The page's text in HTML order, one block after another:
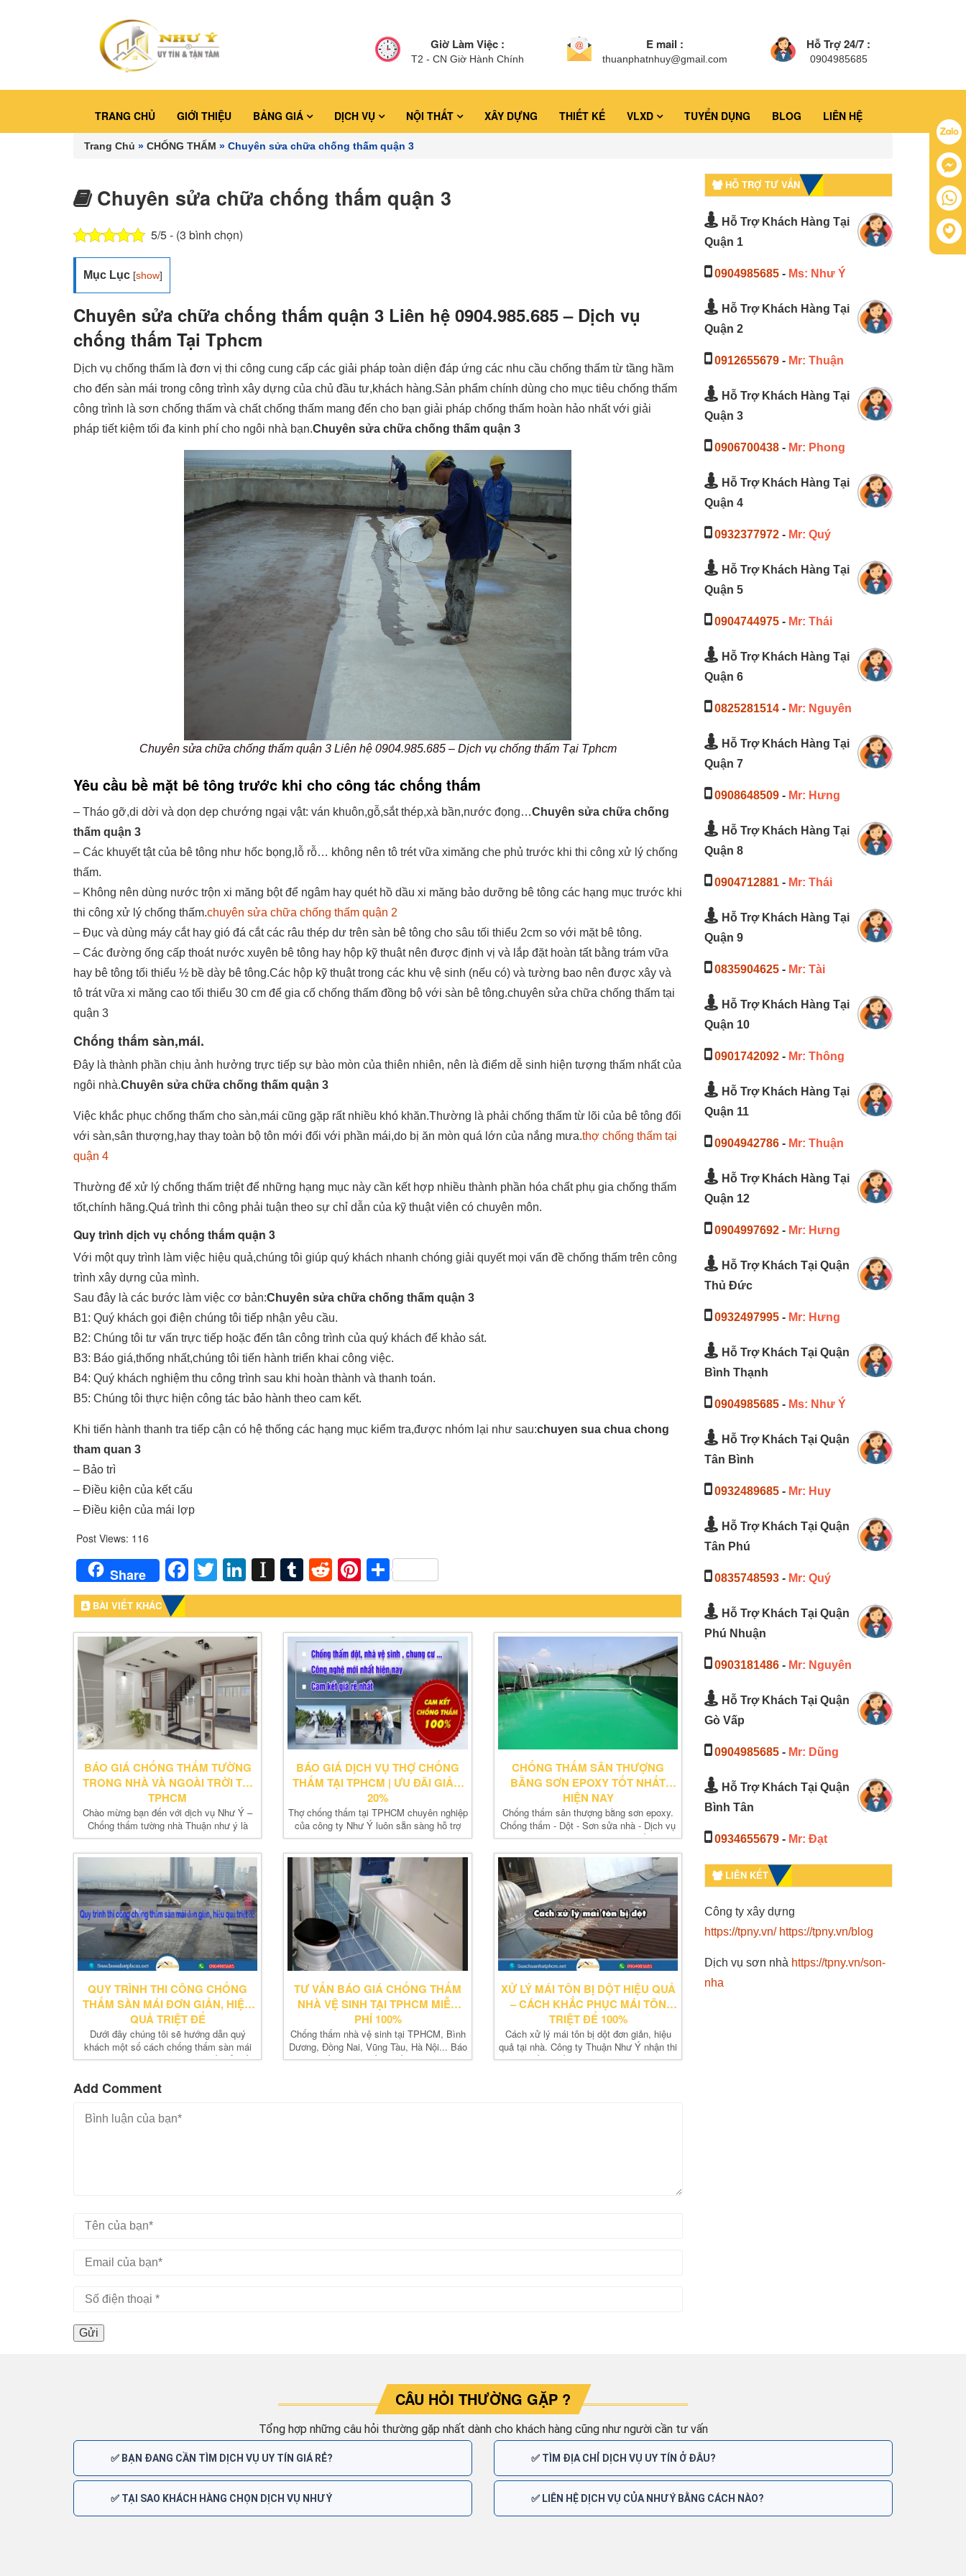
Giờ Làm Việc :
T2 - CN Giờ Hành Chính
E mail :
thuanphatnhuy@gmail.com
Hỗ Trợ 24/7 :
0904985685
TRANG CHỦ GIỚI THIỆU BẢNG GIÁ DỊCH VỤ NỘI THẤT XÂY DỰNG THIẾT KẾ VLXD TUYỂN DỤNG BLOG LIÊN HỆ
Trang Chủ » CHỐNG THẤM » Chuyên sửa chữa chống thấm quận 3
Chuyên sửa chữa chống thấm quận 3
5/5 - (3 bình chọn)
Mục Lục [show]
Chuyên sửa chữa chống thấm quận 3 Liên hệ 0904.985.685 – Dịch vụ
chống thấm Tại Tphcm
Dịch vụ chống thấm là đơn vị thi công cung cấp các giải pháp toàn diện đáp ứng các nhu cầu chống thấm từ tầng hầm
cho đến sàn mái trong công trình xây dựng của chủ đầu tư,khách hàng.Sản phẩm chính dùng cho mục tiêu chống thấm
công trình là sơn chống thấm và chất chống thấm mang đến cho bạn giải pháp chống thấm hoàn hảo nhất với giải
pháp tiết kiệm tối đa kinh phí cho ngôi nhà bạn.Chuyên sửa chữa chống thấm quận 3
Chuyên sửa chữa chống thấm quận 3 Liên hệ 0904.985.685 – Dịch vụ chống thấm Tại Tphcm
Yêu cầu bề mặt bê tông trước khi cho công tác chống thấm
– Tháo gỡ,di dời và dọn dẹp chướng ngại vật: ván khuôn,gỗ,sắt thép,xà bần,nước đọng…Chuyên sửa chữa chống
thấm quận 3
– Các khuyết tật của bê tông như hốc bọng,lỗ rỗ… không nên tô trét vữa ximăng che phủ trước khi thi công xử lý chống
thấm.
– Không nên dùng nước trộn xi măng bột để ngâm hay quét hồ dầu xi măng bảo dưỡng bê tông các hạng mục trước khi
thi công xử lý chống thấm.chuyên sửa chữa chống thấm quận 2
– Đục và dùng máy cắt hay gió đá cắt các râu thép dư trên sàn bê tông cho sâu tối thiểu 2cm so với mặt bê tông.
– Các đường ống cấp thoát nước xuyên bê tông hay hộp kỹ thuật nên được định vị và lắp đặt hoàn tất bằng trám vữa
hay bê tông tối thiểu ½ bề dày bê tông.Các hộp kỹ thuật trong các khu vệ sinh (nếu có) và tường bao nên được xây và
tô trát vữa xi măng cao tối thiểu 30 cm để gia cố chống thấm đồng bộ với sàn bê tông.chuyên sửa chữa chống thấm tại
quận 3
Chống thấm sàn,mái.
Đây là thành phần chịu ảnh hưởng trực tiếp sự bào mòn của thiên nhiên, nên là điểm dễ sinh hiện tượng thấm nhất của
ngôi nhà.Chuyên sửa chữa chống thấm quận 3
Việc khắc phục chống thấm cho sàn,mái cũng gặp rất nhiều khó khăn.Thường là phải chống thấm từ lõi của bê tông đối
với sàn,sân thượng,hay thay toàn bộ tôn mới đối với phần mái,do bị ăn mòn quá lớn của nắng mưa.thợ chống thấm tại
quận 4
Thường để xử lý chống thấm triệt để những hạng mục này cần kết hợp nhiều thành phần hóa chất phụ gia chống thấm
tốt,chính hãng.Quá trình thi công phải tuận theo sự chỉ dẫn của kỹ thuật viên có chuyên môn.
Quy trình dịch vụ chống thấm quận 3
Với một quy trình làm việc hiệu quả,chúng tôi giúp quý khách nhanh chóng giải quyết mọi vấn đề chống thấm trên công
trình xây dựng của mình.
Sau đây là các bước làm việc cơ bản:Chuyên sửa chữa chống thấm quận 3
B1: Quý khách gọi điện chúng tôi tiếp nhận yêu cầu.
B2: Chúng tôi tư vấn trực tiếp hoặc đến tân công trình của quý khách để khảo sát.
B3: Báo giá,thống nhất,chúng tôi tiến hành triển khai công việc.
B4: Quý khách nghiệm thu công trình sau khi hoàn thành và thanh toán.
B5: Chúng tôi thực hiện công tác bảo hành theo cam kết.
Khi tiến hành thanh tra tiếp cận có hệ thống các hạng mục kiểm tra,được nhóm lại như sau:chuyen sua chua chong
tham quan 3
– Bảo trì
– Điều kiện của kết cấu
– Điều kiện của mái lợp
Post Views: 116
Share Facebook
Twitter
LinkedIn
Instapaper
Tumblr
Reddit
Pinterest
Share
BÀI VIẾT KHÁC
BÁO GIÁ CHỐNG THẤM TƯỜNG
TRONG NHÀ VÀ NGOÀI TRỜI TẠI
TPHCM
Chào mừng bạn đến với dịch vụ Như Ý –
Chống thấm tường nhà Thuận như ý là
dịch vụ...
BÁO GIÁ DỊCH VỤ THỢ CHỐNG
THẤM TẠI TPHCM | ƯU ĐÃI GIẢM
20%
Thợ chống thấm tại TPHCM chuyên nghiệp
của công ty Như Ý luôn sẵn sàng hỗ trợ
quý khách,...
CHỐNG THẤM SÂN THƯỢNG
BẰNG SƠN EPOXY TỐT NHẤT
HIỆN NAY
Chống thấm sân thượng bằng sơn epoxy.
Chống thấm - Dột - Sơn sửa nhà - Dịch vụ
sửa chữa nhà Giá Rẽ - Uy Tín -Chất Lượng
Tại tphcm
QUY TRÌNH THI CÔNG CHỐNG
THẤM SÀN MÁI ĐƠN GIẢN, HIỆU
QUẢ TRIỆT ĐỂ
Dưới đây chúng tôi sẽ hướng dẫn quý
khách một số cách chống thấm sàn mái
hiệu quả. Hãy tham khảo bài viết để biết
TƯ VẤN BÁO GIÁ CHỐNG THẤM
NHÀ VỆ SINH TẠI TPHCM MIỄN
PHÍ 100%
Chống thấm nhà vệ sinh tại TPHCM, Bình
Dương, Đồng Nai, Vũng Tàu, Hà Nội... Báo
giá tư vấn xử lý chống thấm nhà vệ sinh
XỬ LÝ MÁI TÔN BỊ DỘT HIỆU QUẢ
– CÁCH KHẮC PHỤC MÁI TÔN
TRIỆT ĐỂ 100%
Cách xử lý mái tôn bị dột đơn giản, hiệu
quả tại nhà. Công ty Thuận Như Ý nhận thi
công chống thấm dột mái tôn, lợp mái tôn
Add Comment
HỖ TRỢ TƯ VẤN
Hỗ Trợ Khách Hàng Tại
Quận 1
0904985685- Ms: Như Ý
Hỗ Trợ Khách Hàng Tại
Quận 2
0912655679- Mr: Thuận
Hỗ Trợ Khách Hàng Tại
Quận 3
0906700438- Mr: Phong
Hỗ Trợ Khách Hàng Tại
Quận 4
0932377972- Mr: Quý
Hỗ Trợ Khách Hàng Tại
Quận 5
0904744975- Mr: Thái
Hỗ Trợ Khách Hàng Tại
Quận 6
0825281514- Mr: Nguyên
Hỗ Trợ Khách Hàng Tại
Quận 7
0908648509- Mr: Hưng
Hỗ Trợ Khách Hàng Tại
Quận 8
0904712881- Mr: Thái
Hỗ Trợ Khách Hàng Tại
Quận 9
0835904625- Mr: Tài
Hỗ Trợ Khách Hàng Tại
Quận 10
0901742092- Mr: Thông
Hỗ Trợ Khách Hàng Tại
Quận 11
0904942786- Mr: Thuận
Hỗ Trợ Khách Hàng Tại
Quận 12
0904997692- Mr: Hưng
Hỗ Trợ Khách Tại Quận
Thủ Đức
0932497995- Mr: Hưng
Hỗ Trợ Khách Tại Quận
Bình Thạnh
0904985685- Ms: Như Ý
Hỗ Trợ Khách Tại Quận
Tân Bình
0932489685- Mr: Huy
Hỗ Trợ Khách Tại Quận
Tân Phú
0835748593- Mr: Quý
Hỗ Trợ Khách Tại Quận
Phú Nhuận
0903181486- Mr: Nguyên
Hỗ Trợ Khách Tại Quận
Gò Vấp
0904985685- Mr: Dũng
Hỗ Trợ Khách Tại Quận
Bình Tân
0934655679- Mr: Đạt
LIÊN KẾT
Công ty xây dựng
https://tpny.vn/ https://tpny.vn/blog
Dịch vụ sơn nhà https://tpny.vn/son-
nha
CÂU HỎI THƯỜNG GẶP ?
Tổng hợp những câu hỏi thường gặp nhất dành cho khách hàng cũng như người cần tư vấn
✅ BẠN ĐANG CẦN TÌM DỊCH VỤ UY TÍN GIÁ RẺ? ✅ TÌM ĐỊA CHỈ DỊCH VỤ UY TÍN Ở ĐÂU?
✅ TẠI SAO KHÁCH HÀNG CHỌN DỊCH VỤ NHƯ Ý ✅ LIÊN HỆ DỊCH VỤ CỦA NHƯ Ý BẰNG CÁCH NÀO?